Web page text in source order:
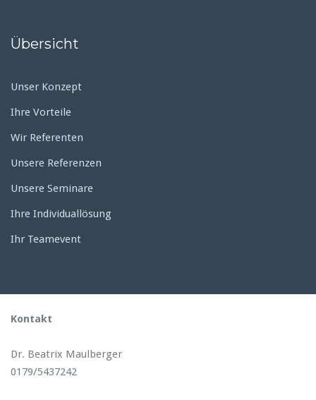
Übersicht
Unser Konzept
Ihre Vorteile
Wir Referenten
Unsere Referenzen
Unsere Seminare
Ihre Individuallösung
Ihr Teamevent
Kontakt
Dr. Beatrix Maulberger
0179/5437242